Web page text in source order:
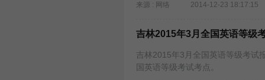
来源 : 网络 2014-12-23 18:17:15
吉林2015年3月全国英语等级
吉林2015年3月全国英语等级考
国英语等级考试考点。